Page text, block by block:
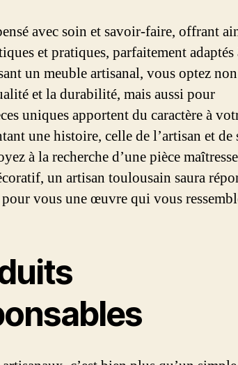
avec soin et savoir-faire, offrant
et pratiques, parfaitement
un meuble artisanal, vous optez non
et la durabilité, mais aussi pour
uniques apportent du caractère à
une histoire, celle de l’artisan et de
à la recherche d’une pièce
un artisan toulousain saura
vous une œuvre qui vous